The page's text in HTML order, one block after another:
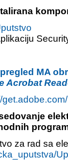
MA
Acrobat
za rad sa